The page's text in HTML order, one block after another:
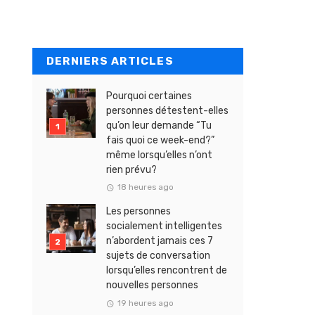
DERNIERS ARTICLES
Pourquoi certaines
personnes détestent-elles
qu’on leur demande “Tu
fais quoi ce week-end?”
même lorsqu’elles n’ont
rien prévu?
18 heures ago
Les personnes
socialement intelligentes
n’abordent jamais ces 7
sujets de conversation
lorsqu’elles rencontrent de
nouvelles personnes
19 heures ago